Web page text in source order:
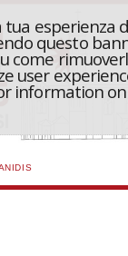
esperienza
questo
come
user
information